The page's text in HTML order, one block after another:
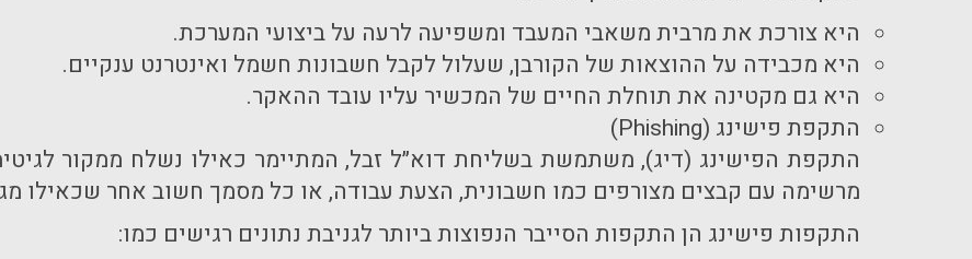
היא צורכת את מרבית משאבי המעבד ומשפיעה לרעה על ביצועי המערכת.
היא מכבידה על ההוצאות של הקורבן, שעלול לקבל חשבונות חשמל ואינטרנט ענקיים.
היא גם מקטינה את תוחלת החיים של המכשיר עליו עובד ההאקר.
התקפת פישינג (Phishing
)
התקפת הפישינג (דיג), משתמשת בשליחת דוא״ל זבל, המתיימר כאילו נשלח ממקור
מרשימה עם קבצים מצורפים כמו חשבונית, הצעת עבודה, או כל מסמך חשוב אחר שכאילו
התקפות פישינג הן התקפות הסייבר הנפוצות ביותר לגניבת נתונים רגישים כמו: